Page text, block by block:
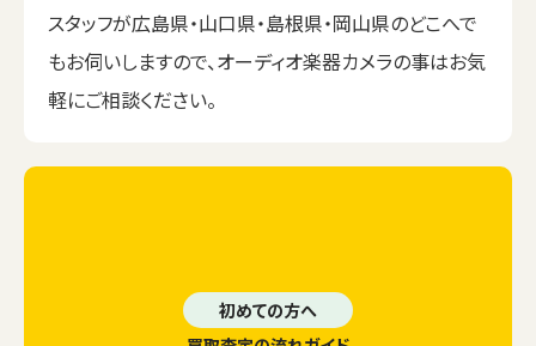
スタッフが広島県・山口県・島根県・岡山県のどこへで
もお伺いしますので、オーディオ楽器カメラの事はお気
軽にご相談ください。
初めての方へ